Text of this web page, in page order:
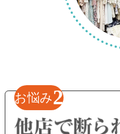
お悩み2